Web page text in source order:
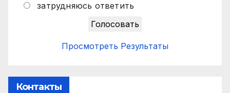
затрудняюсь ответить
Просмотреть Результаты
Контакты